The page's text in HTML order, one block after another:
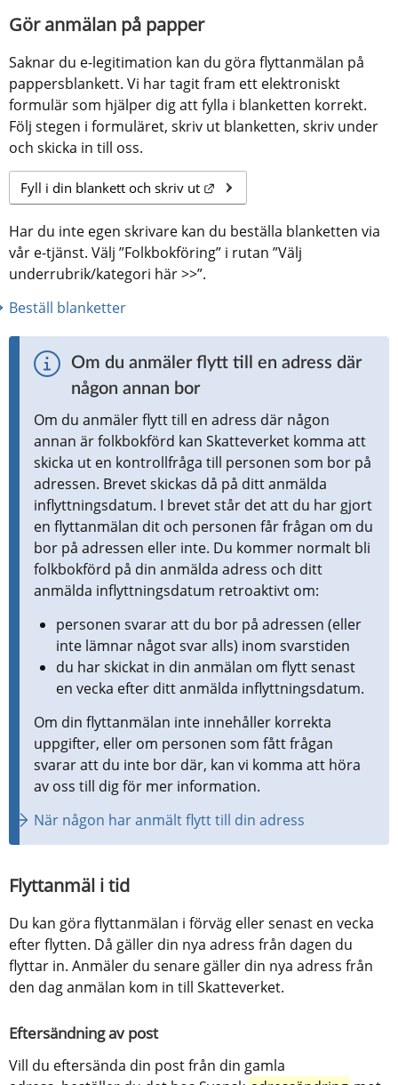
Gör anmälan på papper
Saknar du e-legitimation kan du göra flyttanmälan på
pappersblankett. Vi har tagit fram ett elektroniskt
formulär som hjälper dig att fylla i blanketten korrekt.
Följ stegen i formuläret, skriv ut blanketten, skriv under
och skicka in till oss.
Fyll i din blankett och skriv ut Länk till annan webbplats.
Har du inte egen skrivare kan du beställa blanketten via
vår e-tjänst. Välj ”Folkbokföring” i rutan ”Välj
underrubrik/kategori här >>”.
Beställ blanketter
Om du anmäler flytt till en adress där
någon annan bor
Om du anmäler flytt till en adress där någon
annan är folkbokförd kan Skatteverket komma att
skicka ut en kontrollfråga till personen som bor på
adressen. Brevet skickas då på ditt anmälda
inflyttningsdatum. I brevet står det att du har gjort
en flyttanmälan dit och personen får frågan om du
bor på adressen eller inte. Du kommer normalt bli
folkbokförd på din anmälda adress och ditt
anmälda inflyttningsdatum retroaktivt om:
personen svarar att du bor på adressen (eller
inte lämnar något svar alls) inom svarstiden
du har skickat in din anmälan om flytt senast
en vecka efter ditt anmälda inflyttningsdatum.
Om din flyttanmälan inte innehåller korrekta
uppgifter, eller om personen som fått frågan
svarar att du inte bor där, kan vi komma att höra
av oss till dig för mer information.
När någon har anmält flytt till din adress
Flyttanmäl i tid
Du kan göra flyttanmälan i förväg eller senast en vecka
efter flytten. Då gäller din nya adress från dagen du
flyttar in. Anmäler du senare gäller din nya adress från
den dag anmälan kom in till Skatteverket.
Eftersändning av post
Vill du eftersända din post från din gamla